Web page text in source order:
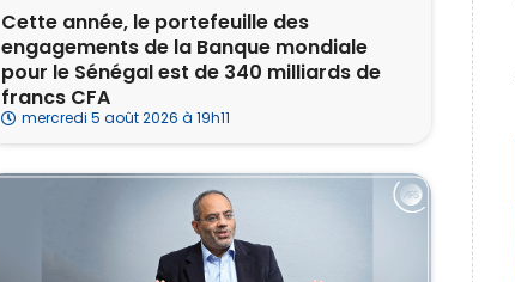
Cette année, le portefeuille des
engagements de la Banque mondiale
pour le Sénégal est de 340 milliards de
francs CFA
mercredi 5 août 2026 à 19h11